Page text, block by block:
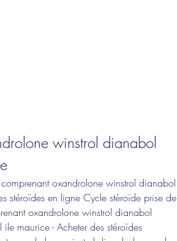
winstrol dianabol
oxandrolone winstrol dianabol
stéroïdes en ligne Cycle stéroïde prise de
oxandrolone winstrol dianabol
maurice - Acheter des stéroïdes